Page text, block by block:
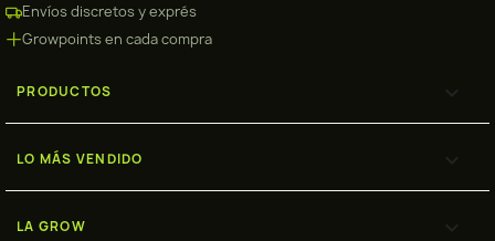
Envíos discretos y exprés
Growpoints en cada compra
PRODUCTOS 
LO MÁS VENDIDO 
LA GROW 